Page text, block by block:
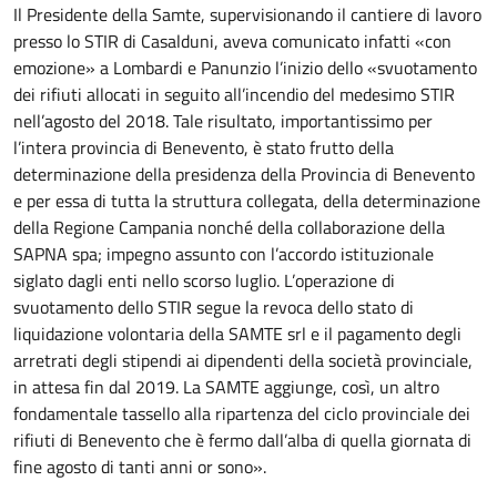
Il Presidente della Samte, supervisionando il cantiere di lavoro
presso lo STIR di Casalduni, aveva comunicato infatti «con
emozione» a Lombardi e Panunzio l’inizio dello «svuotamento
dei rifiuti allocati in seguito all’incendio del medesimo STIR
nell’agosto del 2018. Tale risultato, importantissimo per
l’intera provincia di Benevento, è stato frutto della
determinazione della presidenza della Provincia di Benevento
e per essa di tutta la struttura collegata, della determinazione
della Regione Campania nonché della collaborazione della
SAPNA spa; impegno assunto con l’accordo istituzionale
siglato dagli enti nello scorso luglio. L’operazione di
svuotamento dello STIR segue la revoca dello stato di
liquidazione volontaria della SAMTE srl e il pagamento degli
arretrati degli stipendi ai dipendenti della società provinciale,
in attesa fin dal 2019. La SAMTE aggiunge, così, un altro
fondamentale tassello alla ripartenza del ciclo provinciale dei
rifiuti di Benevento che è fermo dall’alba di quella giornata di
fine agosto di tanti anni or sono».